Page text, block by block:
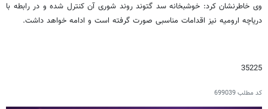
وی خاطرنشان کرد: خوشبخانه سد گتوند روند شوری آن کنترل شده و در رابطه با
دریاچه ارومیه نیز اقدامات مناسبی صورت گرفته است و ادامه خواهد داشت.
35225
کد مطلب699039